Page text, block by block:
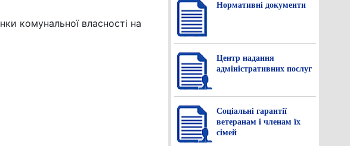
комунальної власності на
Нормативнi документи
Центр надання
адміністративних послуг
Соціальні гарантії
ветеранам і членам їх
сімей